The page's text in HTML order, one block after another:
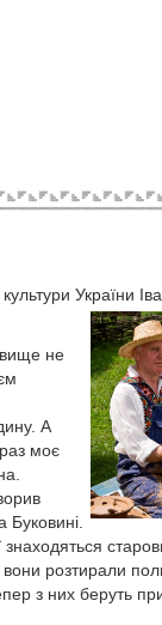
України
не
А
моє
вони розтирали
з них беруть